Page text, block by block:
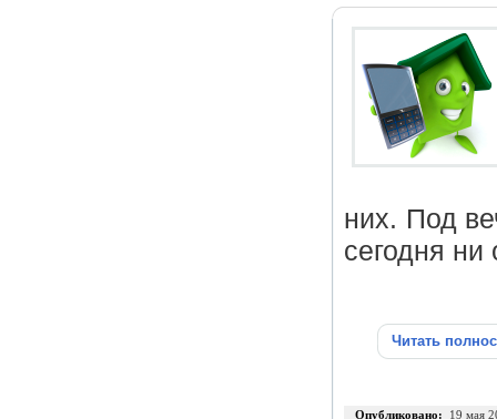
них. Под
сегодня ни
Читать
Опубликовано: 19 мая